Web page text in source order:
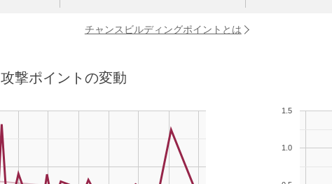
チャンスビルディングポイントとは
攻撃ポイントの変動
1.0
1.5